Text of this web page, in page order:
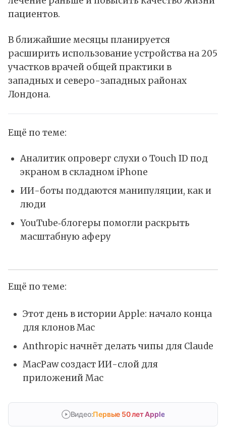
пациентов.
В ближайшие месяцы планируется
расширить использование устройства на 205
участков врачей общей практики в
западных и северо-западных районах
Лондона.
Ещё по теме:
Аналитик опроверг слухи о Touch ID под
экраном в складном iPhone
ИИ-боты поддаются манипуляции, как и
люди
YouTube‑блогеры помогли раскрыть
масштабную аферу
Ещё по теме:
Этот день в истории Apple: начало конца
для клонов Mac
Anthropic начнёт делать чипы для Claude
MacPaw создаст ИИ-слой для
приложений Mac
Видео:Первые 50 лет Apple